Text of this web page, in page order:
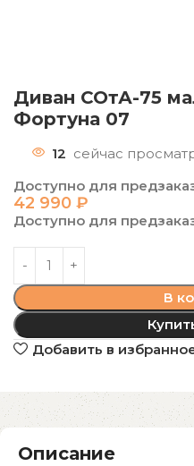
Диван СОтА-75
Фортуна 07
12 сейчас
Доступно для
42 990 ₽
Доступно для
В
Добавить в
Описание